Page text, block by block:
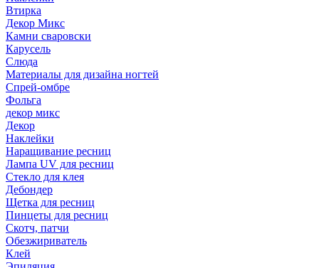
Втирка
Декор Микс
Камни сваровски
Карусель
Слюда
Материалы для дизайна ногтей
Спрей-омбре
Фольга
декор микс
Декор
Наклейки
Наращивание ресниц
Лампа UV для ресниц
Стекло для клея
Дебондер
Щетка для ресниц
Пинцеты для ресниц
Скотч, патчи
Обезжириватель
Клей